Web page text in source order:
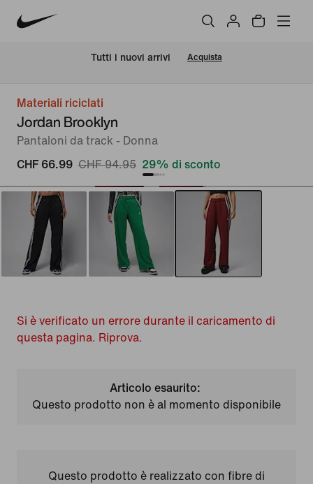
Tutti i nuovi arrivi Acquista
Materiali riciclati
Jordan Brooklyn
Pantaloni da track - Donna
CHF 66.99 CHF 94.95 29% di sconto
Si è verificato un errore durante il caricamento di
questa pagina. Riprova.
Articolo esaurito:
Questo prodotto non è al momento disponibile
Questo prodotto è realizzato con fibre di